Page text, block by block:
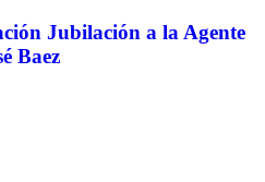
Jubilación a la Agente
Baez